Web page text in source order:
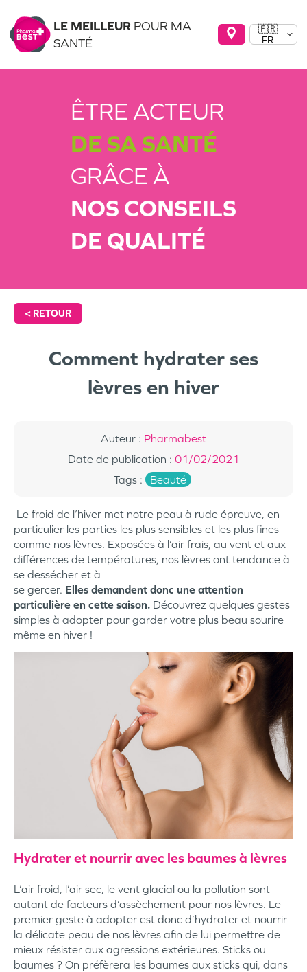
LE MEILLEUR POUR MA
SANTÉ
🇫🇷
FR
ÊTRE ACTEUR
DE SA SANTÉ
GRÂCE À
NOS CONSEILS
DE QUALITÉ
< RETOUR
Comment hydrater ses
lèvres en hiver
Auteur : Pharmabest
Date de publication : 01/02/2021
Tags: Beauté
Le froid de l’hiver met notre peau à rude épreuve, en
particulier les parties les plus sensibles et les plus fines
comme nos lèvres. Exposées à l’air frais, au vent et aux
différences de températures, nos lèvres ont tendance à
se dessécher et à
se gercer. Elles demandent donc une attention
particulière en cette saison. Découvrez quelques gestes
simples à adopter pour garder votre plus beau sourire
même en hiver !
Hydrater et nourrir avec les baumes à lèvres
L’air froid, l’air sec, le vent glacial ou la pollution sont
autant de facteurs d’assèchement pour nos lèvres. Le
premier geste à adopter est donc d’hydrater et nourrir
la délicate peau de nos lèvres afin de lui permettre de
mieux résister aux agressions extérieures. Sticks ou
baumes ? On préfèrera les baumes aux sticks qui, dans